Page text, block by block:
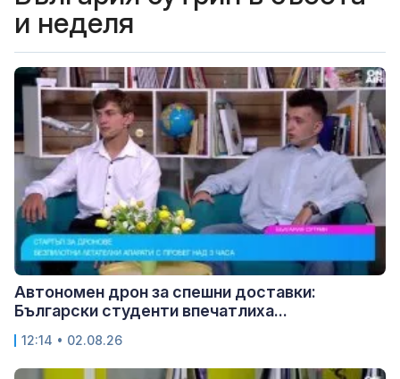
и неделя
Автономен дрон за спешни доставки:
Български студенти впечатлиха...
12:14 • 02.08.26